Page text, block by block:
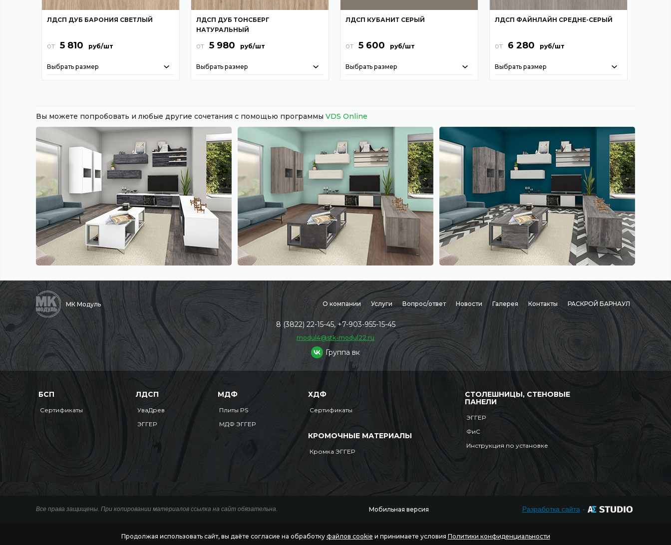
ЛДСП ДУБ БАРОНИЯ СВЕТЛЫЙ
от 5 810 руб/шт
Выбрать размер
ЛДСП ДУБ ТОНСБЕРГ
НАТУРАЛЬНЫЙ
от 5 980 руб/шт
Выбрать размер
ЛДСП КУБАНИТ СЕРЫЙ
от 5 600 руб/шт
Выбрать размер
ЛДСП ФАЙНЛАЙН СРЕДНЕ-СЕРЫЙ
от 6 280 руб/шт
Выбрать размер
Вы можете попробовать и любые другие сочетания с помощью программы VDS Online
МК Модуль О компании Услуги Вопрос/ответ Новости Галерея Контакты РАСКРОЙ БАРНАУЛ
8 (3822) 22-15-45, +7-903-955-15-45
modul4@stk-modul22.ru
Группа вк
БСП
Сертификаты
ЛДСП
УваДрев
ЭГГЕР
МДФ
Плиты PS
МДФ ЭГГЕР
ХДФ
Сертификаты
КРОМОЧНЫЕ МАТЕРИАЛЫ
Кромка ЭГГЕР
СТОЛЕШНИЦЫ, СТЕНОВЫЕ
ПАНЕЛИ
ЭГГЕР
ФиС
Инструкция по установке
Все права защищены. При копировании материалов ссылка на сайт обязательна. Мобильная версия Разработка сайта -
Продолжая использовать сайт, вы даёте согласие на обработку файлов cookie и принимаете условия Политики конфиденциальности